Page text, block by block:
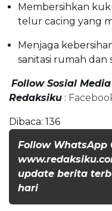
Membersihkan
telur cacing yang
Menjaga
sanitasi rumah dan
Follow Sosial Media
Redaksiku :
Dibaca: 136
Follow WhatsApp
update berita
hari